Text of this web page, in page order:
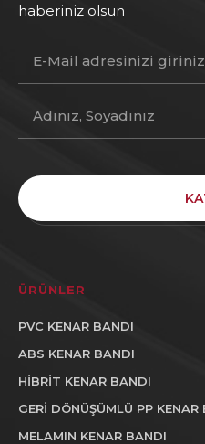
haberiniz olsun
ÜRÜNLER
PVC KENAR BANDI
ABS KENAR BANDI
HİBRİT KENAR BANDI
GERİ DÖNÜŞÜMLÜ PP KENAR
MELAMIN KENAR BANDI